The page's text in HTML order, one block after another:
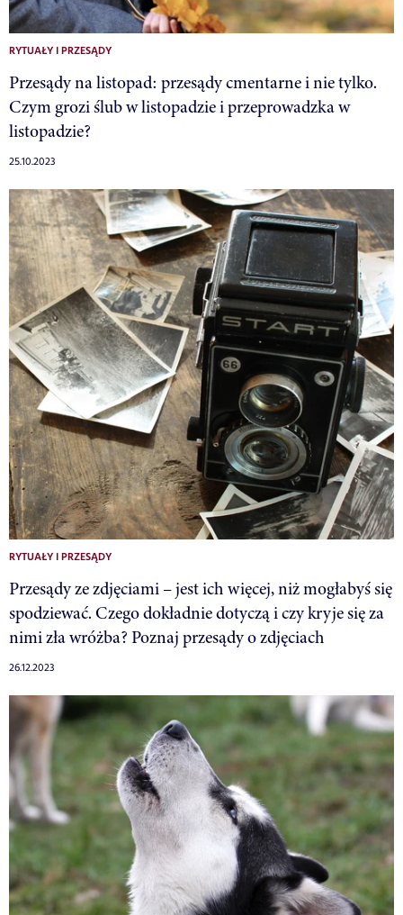
RYTUAŁY I PRZESĄDY
Przesądy na listopad: przesądy cmentarne i nie tylko.
Czym grozi ślub w listopadzie i przeprowadzka w
listopadzie?
25.10.2023
RYTUAŁY I PRZESĄDY
Przesądy ze zdjęciami – jest ich więcej, niż mogłabyś się
spodziewać. Czego dokładnie dotyczą i czy kryje się za
nimi zła wróżba? Poznaj przesądy o zdjęciach
26.12.2023